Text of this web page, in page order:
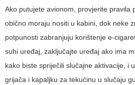
Ako putujete avionom, provjerite pravila
obično moraju nositi u kabini, dok neke
potpunosti zabranjuju korištenje e-
suhi uređaj, zaključajte uređaj ako ima
kako biste spriječili slučajne aktivacije, i
grijača i kapaljku za tekućinu u slučaju